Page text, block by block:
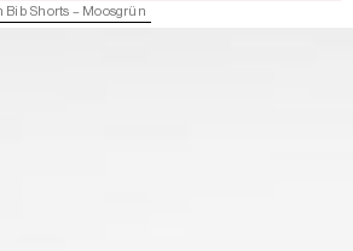
Bib Shorts – Moosgrün